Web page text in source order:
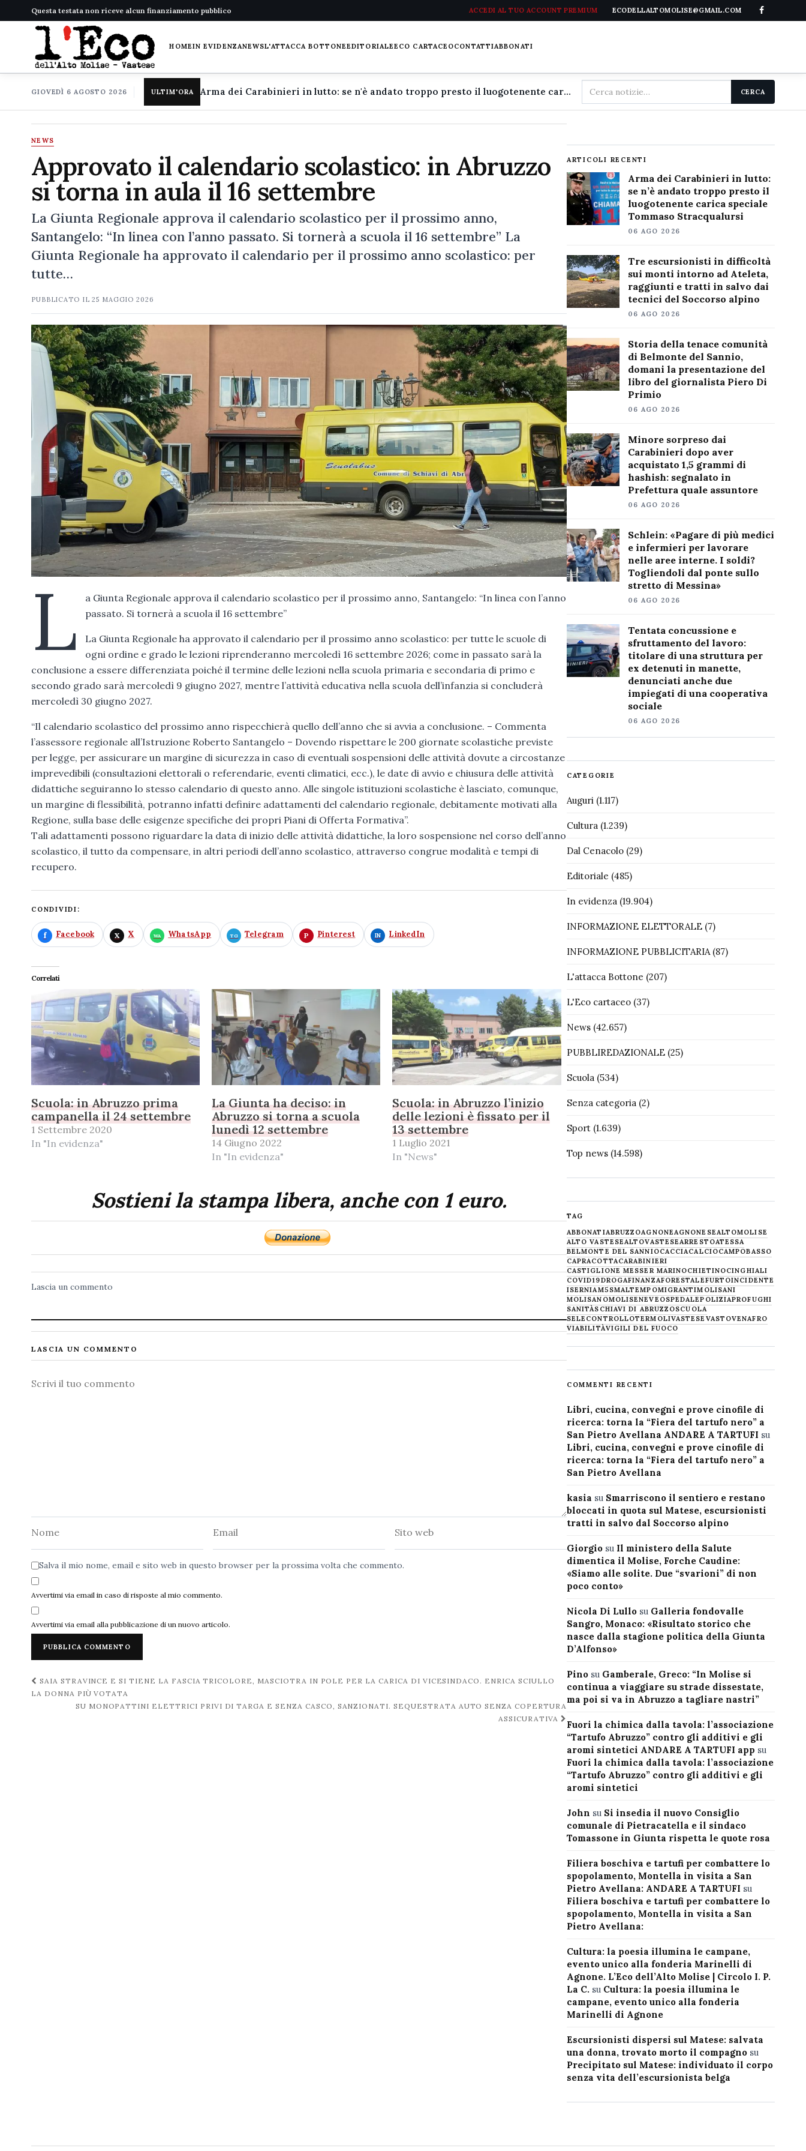
Questa testata non riceve alcun finanziamento pubblico ACCEDI AL TUO ACCOUNT PREMIUM ECODELLALTOMOLISE@GMAIL.COM
HOMEIN EVIDENZANEWSL'ATTACCA BOTTONEEDITORIALEECO CARTACEOCONTATTIABBONATI
GIOVEDÌ 6 AGOSTO 2026 ULTIM'ORA Arma dei Carabinieri in lutto: se n'è andato troppo presto il luogotenente carica speciale Tommaso Stracqualursi
Cerca
nel
CERCA
NEWS
Approvato il calendario scolastico: in Abruzzo
si torna in aula il 16 settembre
La Giunta Regionale approva il calendario scolastico per il prossimo anno,
Santangelo: “In linea con l’anno passato. Si tornerà a scuola il 16 settembre” La
Giunta Regionale ha approvato il calendario per il prossimo anno scolastico: per
tutte…
PUBBLICATO IL25 MAGGIO 2026
L
a Giunta Regionale approva il calendario scolastico per il prossimo anno, Santangelo: “In linea con l’anno
passato. Si tornerà a scuola il 16 settembre”
La Giunta Regionale ha approvato il calendario per il prossimo anno scolastico: per tutte le scuole di
ogni ordine e grado le lezioni riprenderanno mercoledì 16 settembre 2026; come in passato sarà la
conclusione a essere differenziata poiché il termine delle lezioni nella scuola primaria e secondaria di primo e
secondo grado sarà mercoledì 9 giugno 2027, mentre l’attività educativa nella scuola dell’infanzia si concluderà
mercoledì 30 giugno 2027.
“Il calendario scolastico del prossimo anno rispecchierà quello dell’anno che si avvia a conclusione. – Commenta
l’assessore regionale all’Istruzione Roberto Santangelo – Dovendo rispettare le 200 giornate scolastiche previste
per legge, per assicurare un margine di sicurezza in caso di eventuali sospensioni delle attività dovute a circostanze
imprevedibili (consultazioni elettorali o referendarie, eventi climatici, ecc.), le date di avvio e chiusura delle attività
didattiche seguiranno lo stesso calendario di questo anno. Alle singole istituzioni scolastiche è lasciato, comunque,
un margine di flessibilità, potranno infatti definire adattamenti del calendario regionale, debitamente motivati alla
Regione, sulla base delle esigenze specifiche dei propri Piani di Offerta Formativa”.
Tali adattamenti possono riguardare la data di inizio delle attività didattiche, la loro sospensione nel corso dell’anno
scolastico, il tutto da compensare, in altri periodi dell’anno scolastico, attraverso congrue modalità e tempi di
recupero.
CONDIVIDI:
Facebook X WhatsApp Telegram Pinterest LinkedIn
Correlati
Scuola: in Abruzzo prima
campanella il 24 settembre
1 Settembre 2020
In "In evidenza"
La Giunta ha deciso: in
Abruzzo si torna a scuola
lunedì 12 settembre
14 Giugno 2022
In "In evidenza"
Scuola: in Abruzzo l’inizio
delle lezioni è fissato per il
13 settembre
1 Luglio 2021
In "News"
Sostieni la stampa libera, anche con 1 euro.
Lascia un commento
LASCIA UN COMMENTO
Commento
Salva il mio nome, email e sito web in questo browser per la prossima volta che commento.
Avvertimi via email in caso di risposte al mio commento.
Avvertimi via email alla pubblicazione di un nuovo articolo.
Navigazione
post
SAIA STRAVINCE E SI TIENE LA FASCIA TRICOLORE, MASCIOTRA IN POLE PER LA CARICA DI VICESINDACO. ENRICA SCIULLO
LA DONNA PIÙ VOTATA
SU MONOPATTINI ELETTRICI PRIVI DI TARGA E SENZA CASCO, SANZIONATI. SEQUESTRATA AUTO SENZA COPERTURA
ASSICURATIVA
ARTICOLI RECENTI
Arma dei Carabinieri in lutto:
se n’è andato troppo presto il
luogotenente carica speciale
Tommaso Stracqualursi
06 AGO 2026
Tre escursionisti in difficoltà
sui monti intorno ad Ateleta,
raggiunti e tratti in salvo dai
tecnici del Soccorso alpino
06 AGO 2026
Storia della tenace comunità
di Belmonte del Sannio,
domani la presentazione del
libro del giornalista Piero Di
Primio
06 AGO 2026
Minore sorpreso dai
Carabinieri dopo aver
acquistato 1,5 grammi di
hashish: segnalato in
Prefettura quale assuntore
06 AGO 2026
Schlein: «Pagare di più medici
e infermieri per lavorare
nelle aree interne. I soldi?
Togliendoli dal ponte sullo
stretto di Messina»
06 AGO 2026
Tentata concussione e
sfruttamento del lavoro:
titolare di una struttura per
ex detenuti in manette,
denunciati anche due
impiegati di una cooperativa
sociale
06 AGO 2026
CATEGORIE
Auguri(1.117)
Cultura(1.239)
Dal Cenacolo(29)
Editoriale (485)
In evidenza(19.904)
INFORMAZIONE ELETTORALE(7)
INFORMAZIONE PUBBLICITARIA(87)
L'attacca Bottone (207)
L'Eco cartaceo(37)
News(42.657)
PUBBLIREDAZIONALE(25)
Scuola(534)
Senza categoria(2)
Sport(1.639)
Top news(14.598)
TAG
ABBONATIABRUZZOAGNONEAGNONESEALTOMOLISE
ALTO VASTESEALTOVASTESEARRESTOATESSA
BELMONTE DEL SANNIOCACCIACALCIOCAMPOBASSO
CAPRACOTTACARABINIERI
CASTIGLIONE MESSER MARINOCHIETINOCINGHIALI
COVID19DROGAFINANZAFORESTALEFURTOINCIDENTE
ISERNIAM5SMALTEMPOMIGRANTIMOLISANI
MOLISANOMOLISENEVE OSPEDALEPOLIZIAPROFUGHI
SANITÀSCHIAVI DI ABRUZZOSCUOLA
SELECONTROLLOTERMOLIVASTESE VASTOVENAFRO
VIABILITÀVIGILI DEL FUOCO
COMMENTI RECENTI
Libri, cucina, convegni e prove cinofile di
ricerca: torna la “Fiera del tartufo nero” a
San Pietro Avellana ANDARE A TARTUFI su
Libri, cucina, convegni e prove cinofile di
ricerca: torna la “Fiera del tartufo nero” a
San Pietro Avellana
kasia su Smarriscono il sentiero e restano
bloccati in quota sul Matese, escursionisti
tratti in salvo dal Soccorso alpino
Giorgiosu Il ministero della Salute
dimentica il Molise, Forche Caudine:
«Siamo alle solite. Due “svarioni” di non
poco conto»
Nicola Di Lullosu Galleria fondovalle
Sangro, Monaco: «Risultato storico che
nasce dalla stagione politica della Giunta
D’Alfonso»
Pinosu Gamberale, Greco: “In Molise si
continua a viaggiare su strade dissestate,
ma poi si va in Abruzzo a tagliare nastri”
Fuori la chimica dalla tavola: l’associazione
“Tartufo Abruzzo” contro gli additivi e gli
aromi sintetici ANDARE A TARTUFI app su
Fuori la chimica dalla tavola: l’associazione
“Tartufo Abruzzo” contro gli additivi e gli
aromi sintetici
John su Si insedia il nuovo Consiglio
comunale di Pietracatella e il sindaco
Tomassone in Giunta rispetta le quote rosa
Filiera boschiva e tartufi per combattere lo
spopolamento, Montella in visita a San
Pietro Avellana: ANDARE A TARTUFI su
Filiera boschiva e tartufi per combattere lo
spopolamento, Montella in visita a San
Pietro Avellana:
Cultura: la poesia illumina le campane,
evento unico alla fonderia Marinelli di
Agnone. L’Eco dell’Alto Molise | Circolo I. P.
La C. su Cultura: la poesia illumina le
campane, evento unico alla fonderia
Marinelli di Agnone
Escursionisti dispersi sul Matese: salvata
una donna, trovato morto il compagnosu
Precipitato sul Matese: individuato il corpo
senza vita dell’escursionista belga